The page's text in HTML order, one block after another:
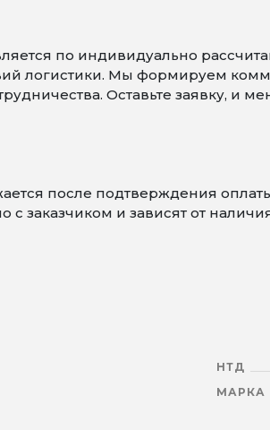
по индивидуально
логистики. Мы формируем
Оставьте заявку, и
после подтверждения
заказчиком и зависят от
НТД
МАРКА